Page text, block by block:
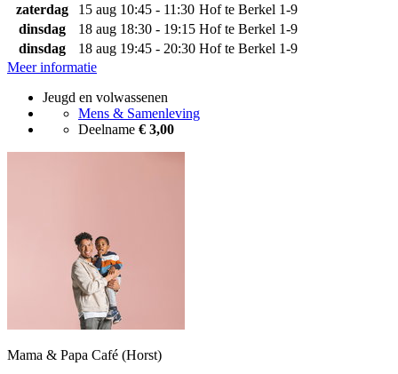
zaterdag
15 aug 10:45 - 11:30 Hof te Berkel 1-9
dinsdag
18 aug 18:30 - 19:15 Hof te Berkel 1-9
dinsdag
18 aug 19:45 - 20:30 Hof te Berkel 1-9
Meer informatie
Jeugd en volwassenen
Mens & Samenleving
Deelname € 3,00
Mama & Papa Café (Horst)